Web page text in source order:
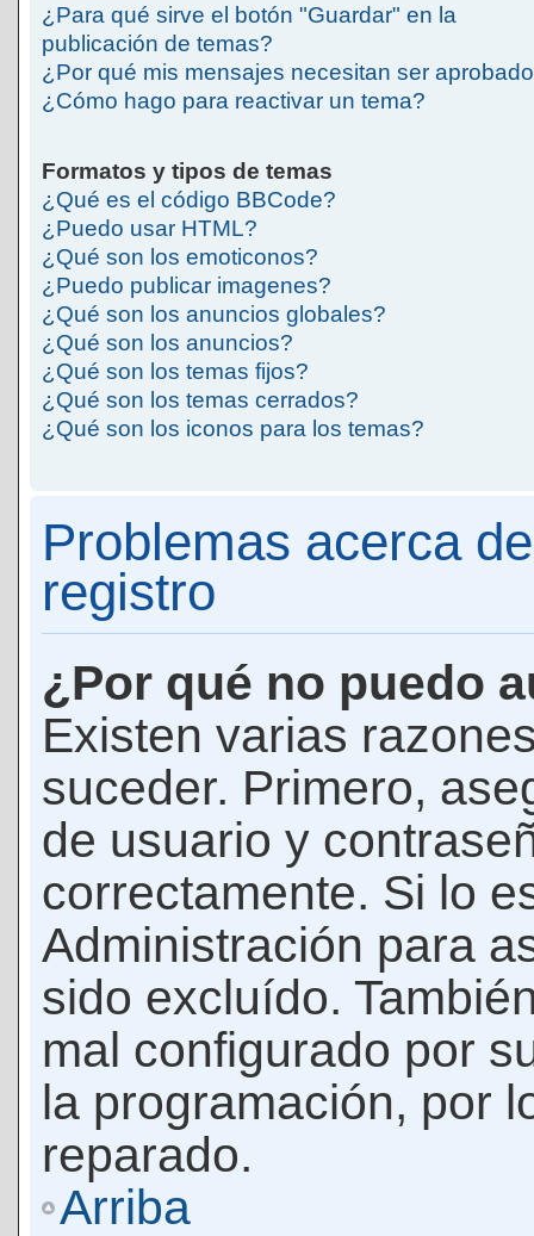
¿Para qué sirve el botón "Guardar" en la
publicación de temas?
¿Por qué mis mensajes necesitan ser
¿Cómo hago para reactivar un tema?
Formatos y tipos de temas
¿Qué es el código BBCode?
¿Puedo usar HTML?
¿Qué son los emoticonos?
¿Puedo publicar imagenes?
¿Qué son los anuncios globales?
¿Qué son los anuncios?
¿Qué son los temas fijos?
¿Qué son los temas cerrados?
¿Qué son los iconos para los temas?
Problemas acerca
registro
¿Por qué no puedo
Existen varias
suceder. Primero,
de usuario y
correctamente. Si lo
Administración para
sido excluído.
mal configurado por
la programación, por
reparado.
Arriba